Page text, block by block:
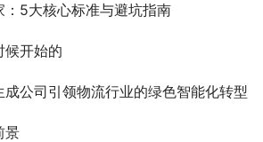
：5大核心标准与避坑指南
候开始的
公司引领物流行业的绿色智能化转型
景